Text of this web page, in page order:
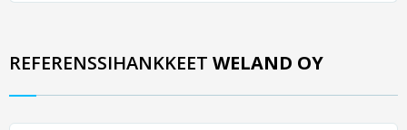
REFERENSSIHANKKEET WELAND OY